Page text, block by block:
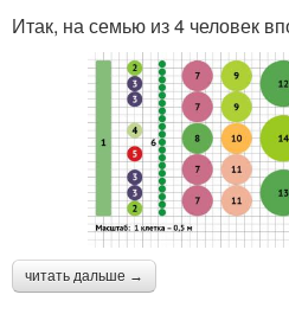
Итак, на семью из 4 человек
читать дальше →